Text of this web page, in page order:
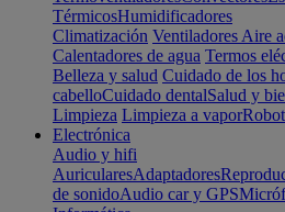
TérmicosHumidificadores
Climatización Ventiladores Aire
Calentadores de agua Termos
Belleza y salud Cuidado de los
cabelloCuidado dentalSalud y
Limpieza Limpieza a vapor
Electrónica
Audio y hifi
AuricularesAdaptadores
de sonidoAudio car y GPS